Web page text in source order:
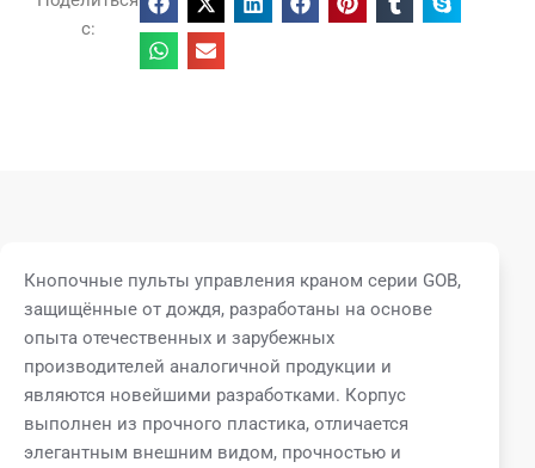
с:
Кнопочные пульты управления краном серии GOB,
защищённые от дождя, разработаны на основе
опыта отечественных и зарубежных
производителей аналогичной продукции и
являются новейшими разработками. Корпус
выполнен из прочного пластика, отличается
элегантным внешним видом, прочностью и